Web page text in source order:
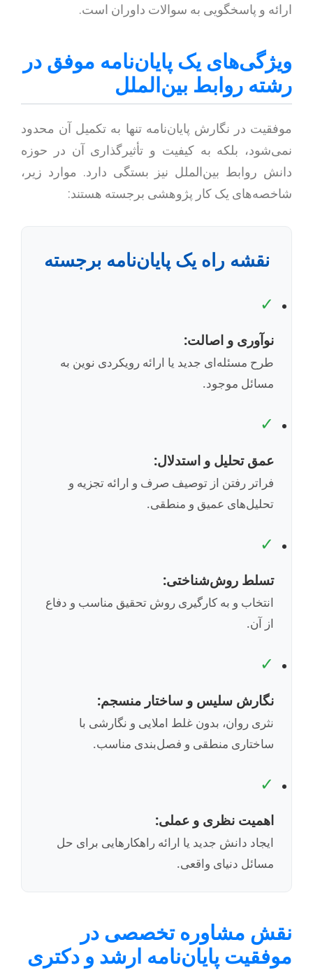
ارائه و پاسخگویی به سوالات داوران است.
ویژگی‌های یک پایان‌نامه موفق در
رشته روابط بین‌الملل
موفقیت در نگارش پایان‌نامه تنها به تکمیل آن محدود
نمی‌شود، بلکه به کیفیت و تأثیرگذاری آن در حوزه
دانش روابط بین‌الملل نیز بستگی دارد. موارد زیر،
شاخصه‌های یک کار پژوهشی برجسته هستند:
نقشه راه یک پایان‌نامه برجسته
✓
نوآوری و اصالت:
طرح مسئله‌ای جدید یا ارائه رویکردی نوین به
مسائل موجود.
✓
عمق تحلیل و استدلال:
فراتر رفتن از توصیف صرف و ارائه تجزیه و
تحلیل‌های عمیق و منطقی.
✓
تسلط روش‌شناختی:
انتخاب و به کارگیری روش تحقیق مناسب و دفاع
از آن.
✓
نگارش سلیس و ساختار منسجم:
نثری روان، بدون غلط املایی و نگارشی با
ساختاری منطقی و فصل‌بندی مناسب.
✓
اهمیت نظری و عملی:
ایجاد دانش جدید یا ارائه راهکارهایی برای حل
مسائل دنیای واقعی.
نقش مشاوره تخصصی در
موفقیت پایان‌نامه ارشد و دکتری